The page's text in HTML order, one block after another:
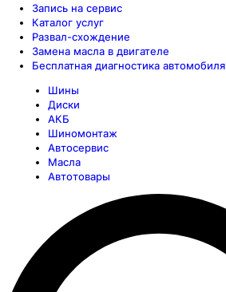
Запись на сервис
Каталог услуг
Развал-схождение
Замена масла в двигателе
Бесплатная диагностика автомобиля
Шины
Диски
АКБ
Шиномонтаж
Автосервис
Масла
Автотовары